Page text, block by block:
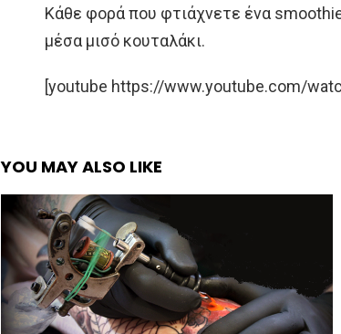
Κάθε φορά που φτιάχνετε ένα
μέσα μισό κουταλάκι.
[youtube https://www.youtube.com/
YOU MAY ALSO LIKE